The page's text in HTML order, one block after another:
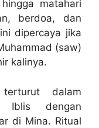
matahari
berdoa, dan
dipercaya jika
(saw)
kalinya.
dalam
Iblis dengan
di Mina. Ritual